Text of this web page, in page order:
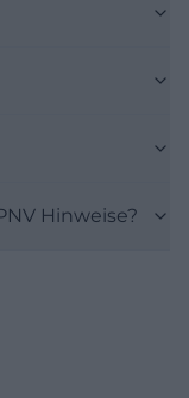
Hinweise?